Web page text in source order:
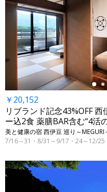
←
￥20,152
リブランド記念43%OFF
ー込2食 薬膳BAR含む“4活
美と健康の宿 西伊豆 巡り～MEGURI
7/16～31・8/31～9/17・24～12/25